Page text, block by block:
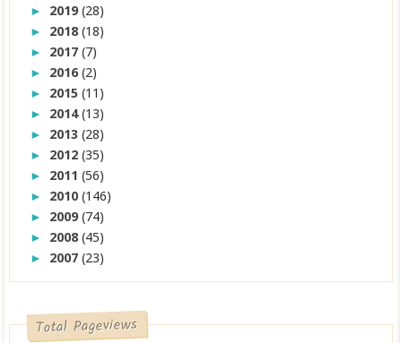
► 2019(28)
► 2018(18)
► 2017(7)
► 2016(2)
► 2015(11)
► 2014(13)
► 2013(28)
► 2012(35)
► 2011(56)
► 2010(146)
► 2009(74)
► 2008(45)
► 2007(23)
Total Pageviews